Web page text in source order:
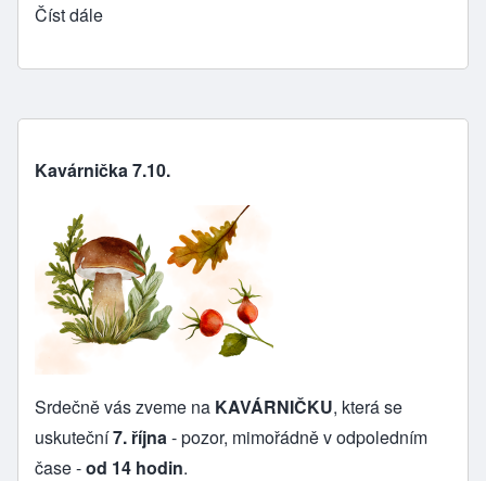
Číst dále
Kavárnička 7.10.
Srdečně vás zveme na KAVÁRNIČKU, která se
uskuteční7. října- pozor, mimořádně v odpoledním
čase -od 14 hodin.